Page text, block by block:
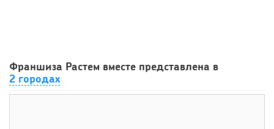
2026 году:...
Франшиза Растем вместе представлена в
2 городах